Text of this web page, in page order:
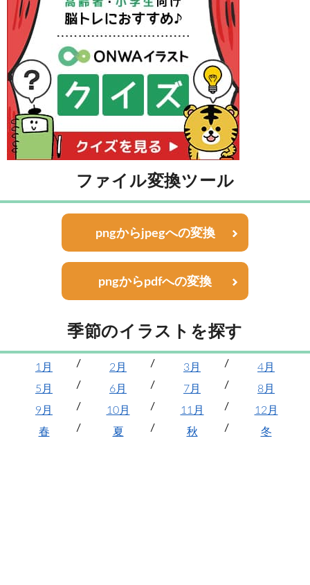
ファイル変換ツール
pngからjpegへの変換
pngからpdfへの変換
季節のイラストを探す
1月 2月 3月
4月
5月
6月 7月
8月
9月
10月 11月
12月
春
夏 秋 冬